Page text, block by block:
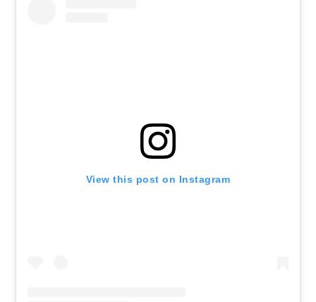
View this post on Instagram